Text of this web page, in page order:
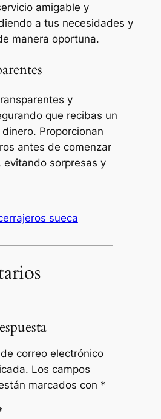
amigable y
a tus necesidades y
manera oportuna.
y
que recibas un
Proporcionan
antes de comenzar
evitando sorpresas y
sueca
correo electrónico
Los campos
marcados con *